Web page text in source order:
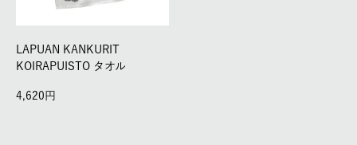
LAPUAN KANKURIT
KOIRAPUISTO タオル
4,620